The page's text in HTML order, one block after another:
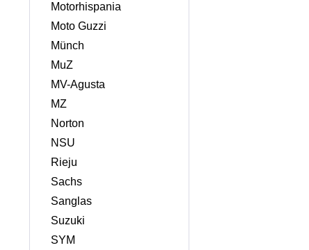
Motorhispania
Moto Guzzi
Münch
MuZ
MV-Agusta
MZ
Norton
NSU
Rieju
Sachs
Sanglas
Suzuki
SYM